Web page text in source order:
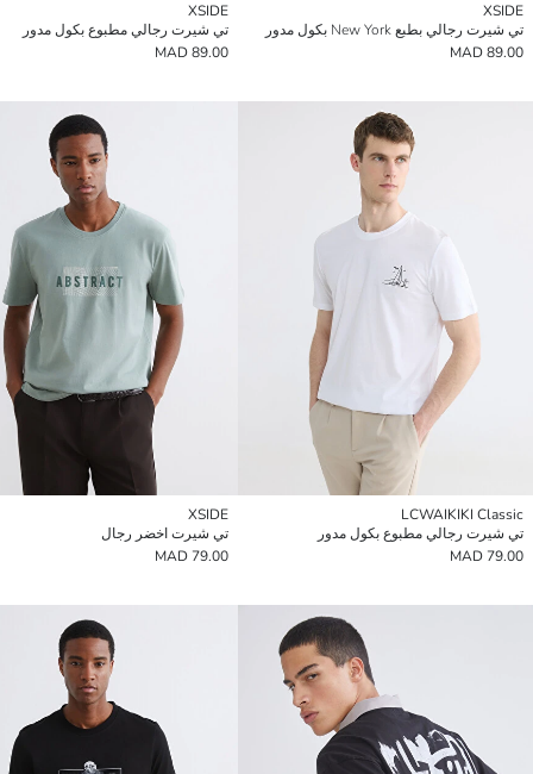
XSIDE
تي شيرت رجالي بطبع New York بكول مدور
89.00 MAD
XSIDE
تي شيرت رجالي مطبوع بكول مدور
89.00 MAD
LCWAIKIKI Classic
تي شيرت رجالي مطبوع بكول مدور
79.00 MAD
XSIDE
تي شيرت اخضر رجال
79.00 MAD